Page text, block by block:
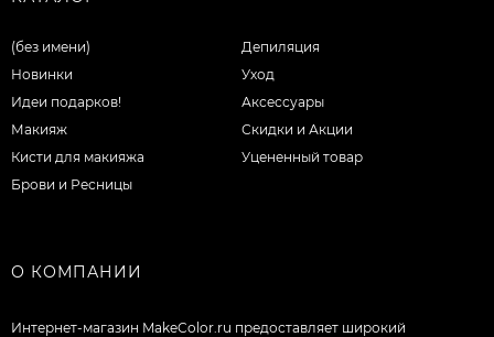
(без имени)
Новинки
Идеи подарков!
Макияж
Кисти для макияжа
Брови и Ресницы
Депиляция
Уход
Аксессуары
Скидки и Акции
Уцененный товар
О КОМПАНИИ
Интернет-магазин MakeColor.ru предоставляет широкий